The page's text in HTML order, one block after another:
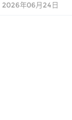
2026年06月24日